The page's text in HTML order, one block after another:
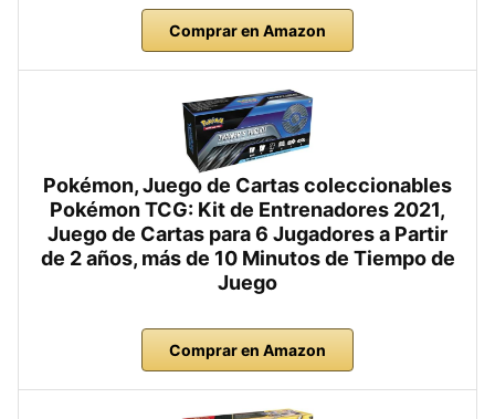
Comprar en Amazon
Pokémon, Juego de Cartas coleccionables
Pokémon TCG: Kit de Entrenadores 2021,
Juego de Cartas para 6 Jugadores a Partir
de 2 años, más de 10 Minutos de Tiempo de
Juego
Comprar en Amazon